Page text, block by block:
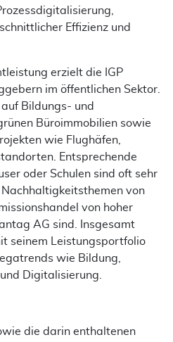
Effizienz und
erzielt die IGP
im öffentlichen Sektor.
Bildungs- und
Büroimmobilien sowie
wie Flughäfen,
Entsprechende
oder Schulen sind oft sehr
von
von hoher
AG sind. Insgesamt
seinem Leistungsportfolio
wie Bildung,
Digitalisierung.
die darin enthaltenen